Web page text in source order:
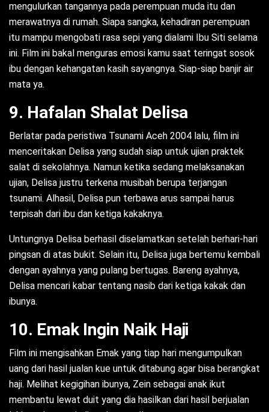
mengulurkan tangannya pada perempuan muda itu dan
merawatnya di rumah. Siapa sangka, kehadiran perempuan
itu mampu mengobati rasa sepi yang dialami Ibu Siti selama
ini. Film ini bakal menguras emosi kamu saat teringat sosok
ibu dengan kehangatan kasih sayangnya. Siap-siap banjir air
mata ya.
9. Hafalan Shalat Delisa
Berlatar pada peristiwa Tsunami Aceh 2004 lalu, film ini
menceritakan Delisa yang sudah siap untuk ujian praktek
salat di sekolahnya. Namun ketika sedang melaksanakan
ujian, Delisa justru terkena musibah berupa terjangan
tsunami. Alhasil, Delisa pun terbawa arus sampai harus
terpisah dari ibu dan ketiga kakaknya.
Untungnya Delisa berhasil diselamatkan setelah berhari-hari
pingsan di atas bukit. Selain itu, Delisa juga bertemu kembali
dengan ayahnya yang pulang bertugas. Bareng ayahnya,
Delisa mencari kabar tentang nasib dari ketiga kakak dan
ibunya.
10. Emak Ingin Naik Haji
Film ini mengisahkan Emak yang tiap hari mengumpulkan
uang dari hasil jualan kue untuk ditabung agar bisa berangkat
haji. Melihat kegigihan ibunya, Zein sebagai anak ikut
membantu lewat duit yang dia hasilkan dari hasil berjualan